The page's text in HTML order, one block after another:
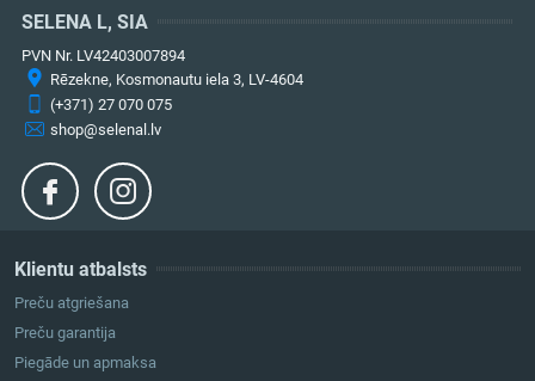
Klientu atbalsts
Preču atgriešana
Preču garantija
Piegāde un apmaksa
SELENA L, SIA
PVN Nr. LV42403007894
Rēzekne, Kosmonautu iela 3, LV-4604
(+371) 27 070 075
shop@selenal.lv